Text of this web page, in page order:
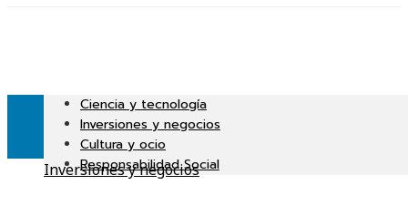
Ciencia y tecnología
Inversiones y negocios
Cultura y ocio
Responsabilidad Social
Inversiones y negocios